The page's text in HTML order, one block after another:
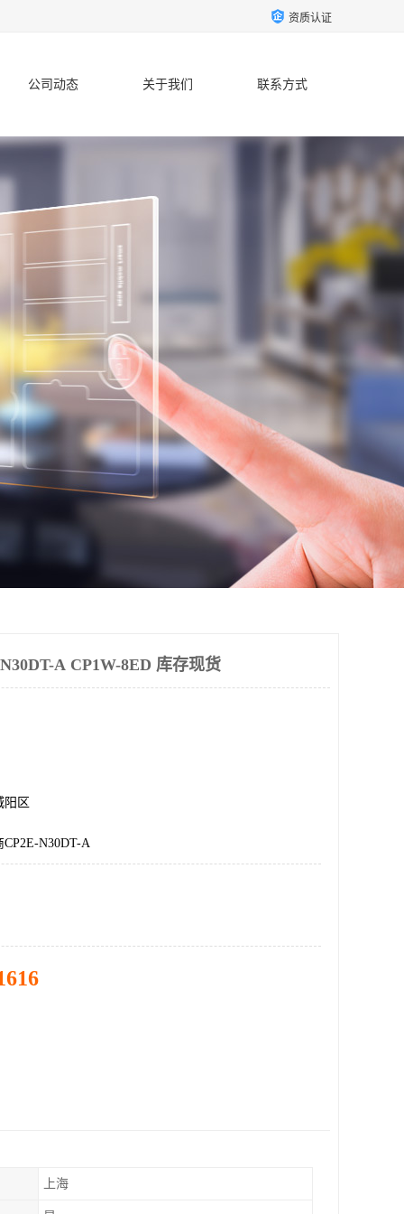
资质认证
公司动态 关于我们 联系方式
A CP1W-8ED 库存现货
阳区
N30DT-A
上海